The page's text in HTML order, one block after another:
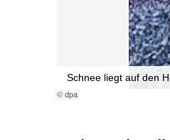
© dpa
Schnee liegt auf den